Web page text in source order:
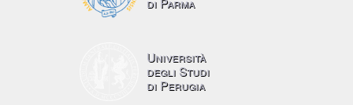
Università
degli Studi
di Perugia